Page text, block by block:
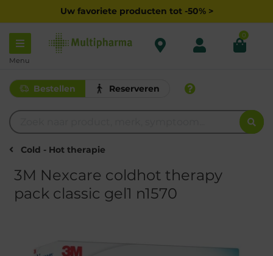
Uw favoriete producten tot -50% >
Menu
0
Bestellen Reserveren
Cold - Hot therapie
3M Nexcare coldhot therapy
pack classic gel1 n1570